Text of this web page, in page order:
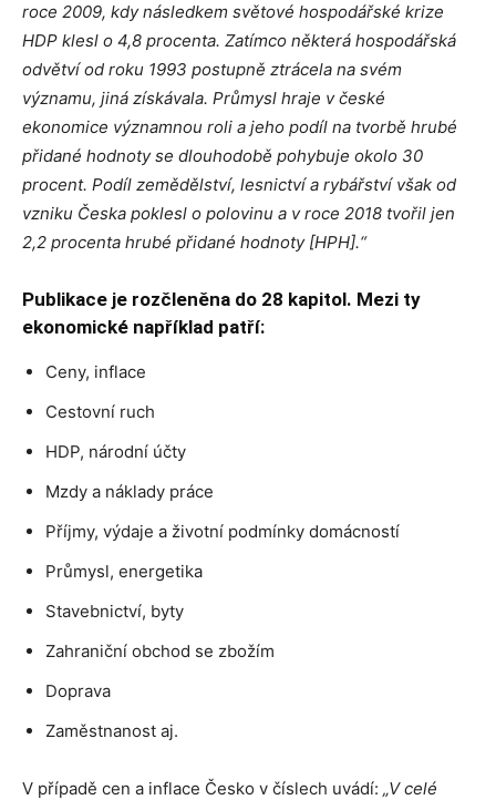
roce 2009, kdy následkem světové hospodářské krize
HDP klesl o 4,8 procenta. Zatímco některá hospodářská
odvětví od roku 1993 postupně ztrácela na svém
významu, jiná získávala. Průmysl hraje v české
ekonomice významnou roli a jeho podíl na tvorbě hrubé
přidané hodnoty se dlouhodobě pohybuje okolo 30
procent. Podíl zemědělství, lesnictví a rybářství však od
vzniku Česka poklesl o polovinu a v roce 2018 tvořil jen
2,2 procenta hrubé přidané hodnoty [HPH].“
Publikace je rozčleněna do 28 kapitol. Mezi ty
ekonomické například patří:
Ceny, inflace
Cestovní ruch
HDP, národní účty
Mzdy a náklady práce
Příjmy, výdaje a životní podmínky domácností
Průmysl, energetika
Stavebnictví, byty
Zahraniční obchod se zbožím
Doprava
Zaměstnanost aj.
V případě cen a inflace Česko v číslech uvádí: „V celé